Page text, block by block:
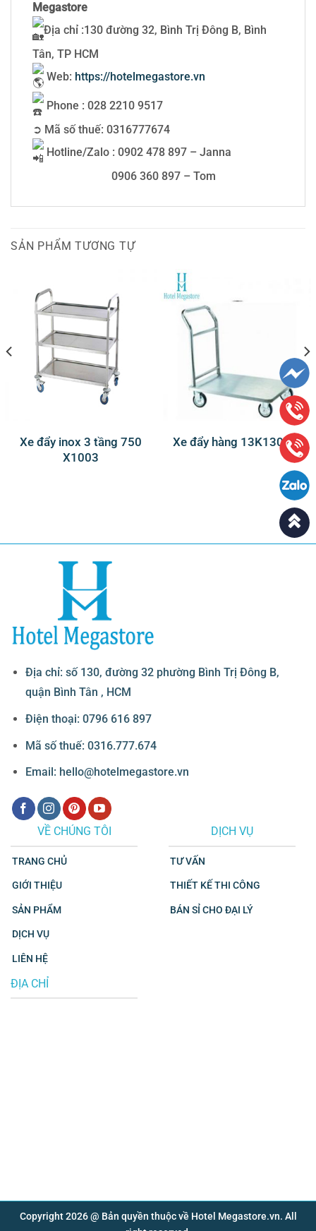
Megastore
Địa chỉ :130 đường 32, Bình Trị Đông B, Bình
Tân, TP HCM
Web: https://hotelmegastore.vn
Phone : 028 2210 9517
➲ Mã số thuế: 0316777674
Hotline/Zalo : 0902 478 897 – Janna
0906 360 897 – Tom
SẢN PHẨM TƯƠNG TỰ
Xe đẩy inox 3 tầng 750
X1003
Xe đẩy hàng 13K13006
Địa chỉ: số 130, đường 32 phường Bình Trị Đông B,
quận Bình Tân , HCM
Điện thoại: 0796 616 897
Mã số thuế: 0316.777.674
Email: hello@hotelmegastore.vn
VỀ CHÚNG TÔI
TRANG CHỦ
GIỚI THIỆU
SẢN PHẨM
DỊCH VỤ
LIÊN HỆ
DỊCH VỤ
TƯ VẤN
THIẾT KẾ THI CÔNG
BÁN SỈ CHO ĐẠI LÝ
ĐỊA CHỈ
Copyright 2026 @ Bản quyền thuộc về Hotel Megastore.vn. All